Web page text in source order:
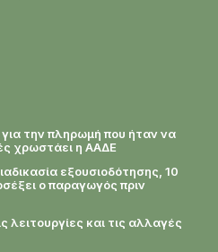
την πληρωμή που ήταν να
χρωστάει η ΑΑΔΕ
εξουσιοδότησης, 10
ο παραγωγός πριν
λειτουργίες και τις αλλαγές